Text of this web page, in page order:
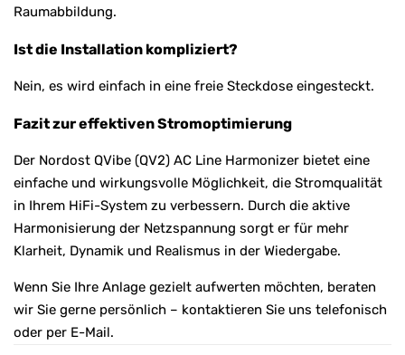
Raumabbildung.
Ist die Installation kompliziert?
Nein, es wird einfach in eine freie Steckdose eingesteckt.
Fazit zur effektiven Stromoptimierung
Der Nordost QVibe (QV2) AC Line Harmonizer bietet eine
einfache und wirkungsvolle Möglichkeit, die Stromqualität
in Ihrem HiFi-System zu verbessern. Durch die aktive
Harmonisierung der Netzspannung sorgt er für mehr
Klarheit, Dynamik und Realismus in der Wiedergabe.
Wenn Sie Ihre Anlage gezielt aufwerten möchten, beraten
wir Sie gerne persönlich – kontaktieren Sie uns telefonisch
oder per E-Mail.